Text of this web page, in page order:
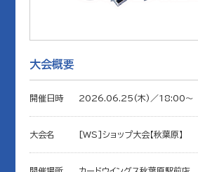
大会概要
開催日時 2026.06.25(木)／18:00〜
大会名 [WS]ショップ大会【秋葉原】